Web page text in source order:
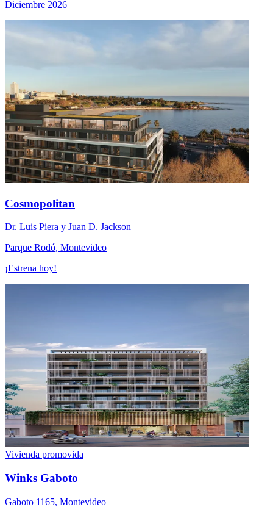
Diciembre 2026
Cosmopolitan
Dr. Luis Piera y Juan D. Jackson
Parque Rodó, Montevideo
¡Estrena hoy!
Vivienda promovida
Winks Gaboto
Gaboto 1165, Montevideo